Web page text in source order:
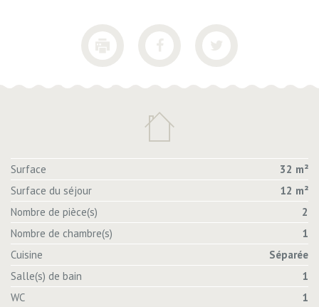
Surface
32 m²
Surface du séjour
12 m²
Nombre de pièce(s)
2
Nombre de chambre(s)
1
Cuisine
Séparée
Salle(s) de bain
1
WC
1